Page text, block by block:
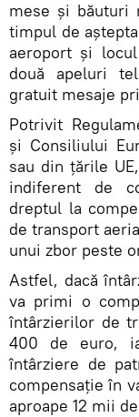
mese şi băuturi
timpul de
aeroport şi
două apeluri
gratuit mesaje
Potrivit
și Consiliului
sau din țările
indiferent de
dreptul la
de transport
unui zbor peste
Astfel, dacă
va primi o
întârzierilor de
400 de euro,
întârziere de
compensație în
aproape 12 mii